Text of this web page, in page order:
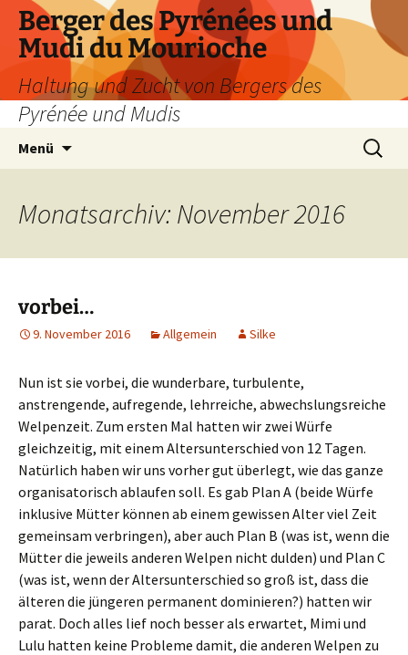
Zum
Inhalt
springen
Berger des Pyrénées und
Mudi du Mourioche
Haltung und Zucht von Bergers des
Pyrénée und Mudis
Menü
Suchen
nach:
Monatsarchiv: November 2016
vorbei…
9. November 2016 Allgemein Silke
Nun ist sie vorbei, die wunderbare, turbulente,
anstrengende, aufregende, lehrreiche, abwechslungsreiche
Welpenzeit. Zum ersten Mal hatten wir zwei Würfe
gleichzeitig, mit einem Altersunterschied von 12 Tagen.
Natürlich haben wir uns vorher gut überlegt, wie das ganze
organisatorisch ablaufen soll. Es gab Plan A (beide Würfe
inklusive Mütter können ab einem gewissen Alter viel Zeit
gemeinsam verbringen), aber auch Plan B (was ist, wenn die
Mütter die jeweils anderen Welpen nicht dulden) und Plan C
(was ist, wenn der Altersunterschied so groß ist, dass die
älteren die jüngeren permanent dominieren?) hatten wir
parat. Doch alles lief noch besser als erwartet, Mimi und
Lulu hatten keine Probleme damit, die anderen Welpen zu